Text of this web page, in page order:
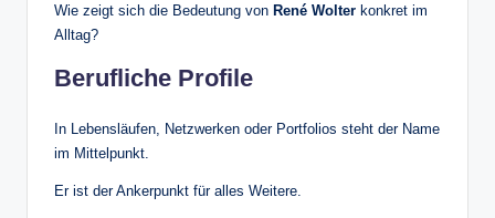
Wie zeigt sich die Bedeutung von René Wolter konkret im
Alltag?
Berufliche Profile
In Lebensläufen, Netzwerken oder Portfolios steht der Name
im Mittelpunkt.
Er ist der Ankerpunkt für alles Weitere.